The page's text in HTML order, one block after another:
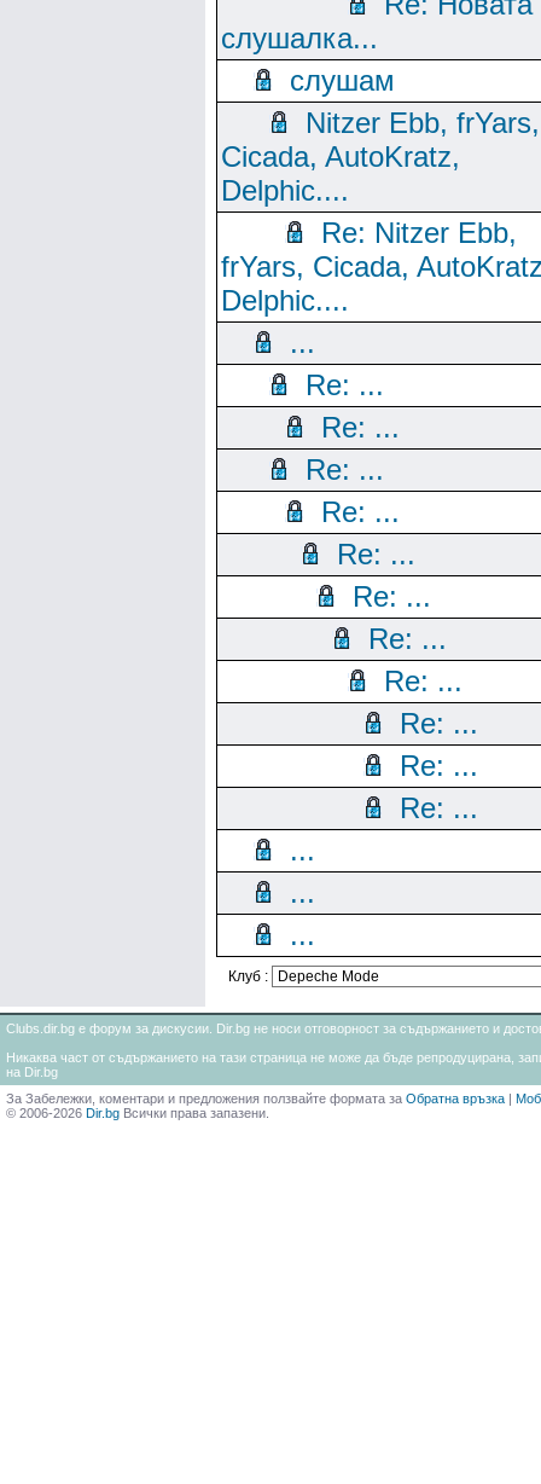
слушалка...
слушам
Nitzer Ebb, frYars,
Cicada, AutoKratz,
Delphic....
Re: Nitzer Ebb,
frYars, Cicada,
Delphic....
...
Re: ...
Re: ...
Re: ...
Re: ...
Re: ...
Re: ...
Re: ...
Re: ...
Re: ...
Re: ...
Re: ...
...
...
...
Клуб :
Clubs.dir.bg е форум за дискусии. Dir.bg не носи отговорност за съдържанието и
Никаква част от съдържанието на тази страница не може да бъде репродуцирана,
на Dir.bg
За Забележки, коментари и предложения ползвайте формата за Обратна връзка |
© 2006-2026 Dir.bg Всички права запазени.